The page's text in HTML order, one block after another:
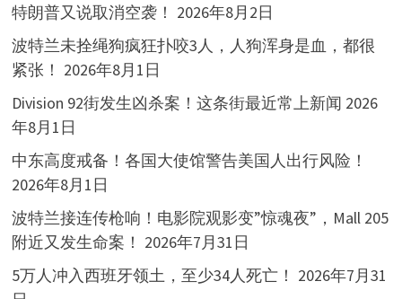
特朗普又说取消空袭！ 2026年8月2日
波特兰未拴绳狗疯狂扑咬3人，人狗浑身是血，都很
紧张！ 2026年8月1日
Division 92街发生凶杀案！这条街最近常上新闻 2026
年8月1日
中东高度戒备！各国大使馆警告美国人出行风险！
2026年8月1日
波特兰接连传枪响！电影院观影变”惊魂夜”，Mall 205
附近又发生命案！ 2026年7月31日
5万人冲入西班牙领土，至少34人死亡！ 2026年7月31